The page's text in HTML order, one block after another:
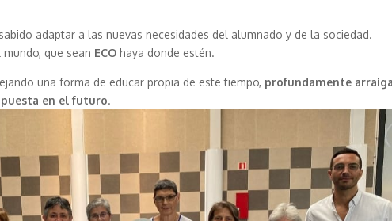
adaptar a las nuevas necesidades del alumnado y de la sociedad.
que sean ECO haya donde estén.
una forma de educar propia de este tiempo, profundamente
en el futuro.